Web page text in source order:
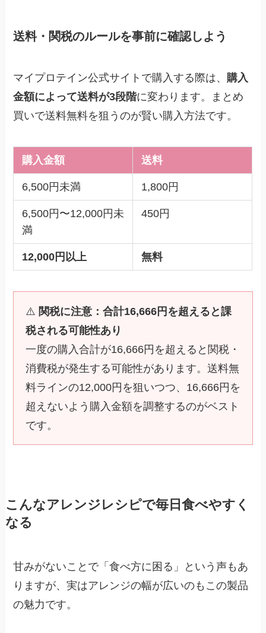
送料・関税のルールを事前に確認しよう
マイプロテイン公式サイトで購入する際は、 購入
金額によって送料が3段階に変わります。まとめ
買いで送料無料を狙うのが賢い購入方法です。
購入金額 送料
6,500円未満 1,800円
6,500円〜12,000円未
満
450円
12,000円以上 無料
⚠️ 関税に注意：合計16,666円を超えると課
税される可能性あり
一度の購入合計が16,666円を超えると関税・
消費税が発生する可能性があります。送料無
料ラインの12,000円を狙いつつ、16,666円を
超えないよう購入金額を調整するのがベスト
です。
こんなアレンジレシピで毎日食べやすく
なる
甘みがないことで「食べ方に困る」という声もあ
りますが、実はアレンジの幅が広いのもこの製品
の魅力です。